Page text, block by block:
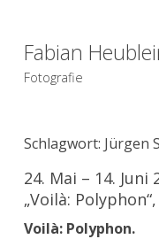
Fabian
Fotografie
Schlagwort: Jürgen
24. Mai – 14. Juni
„Voilà:
Voilà: Polyphon.